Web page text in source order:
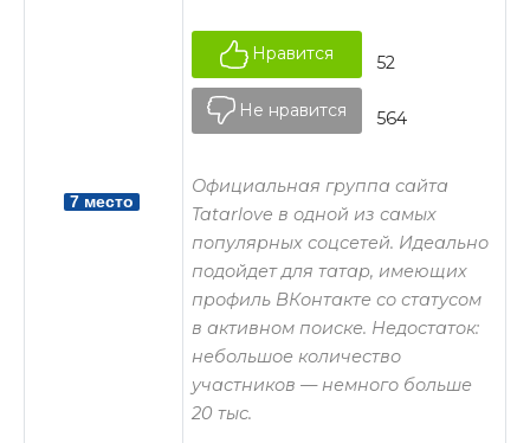
7 место
Нравится 52
Не нравится 564
Официальная группа сайта
Tatarlove в одной из самых
популярных соцсетей. Идеально
подойдет для татар, имеющих
профиль ВКонтакте со статусом
в активном поиске. Недостаток:
небольшое количество
участников — немного больше
20 тыс.